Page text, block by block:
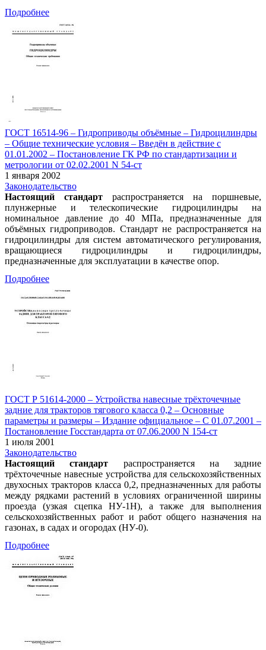
Подробнее
ГОСТ 16514-96 – Гидроприводы объёмные – Гидроцилиндры
– Общие технические условия – Введён в действие c
01.01.2002 – Постановление ГК РФ по стандартизации и
метрологии от 02.02.2001 N 54-ст
1 января 2002
Законодательство
Настоящий стандарт распространяется на поршневые,
плунжерные и телескопические гидроцилиндры на
номинальное давление до 40 МПа, предназначенные для
объёмных гидроприводов. Стандарт не распространяется на
гидроцилиндры для систем автоматического регулирования,
вращающиеся гидроцилиндры и гидроцилиндры,
предназначенные для эксплуатации в качестве опор.
Подробнее
ГОСТ Р 51614-2000 – Устройства навесные трёхточечные
задние для тракторов тягового класса 0,2 – Основные
параметры и размеры – Издание официальное – С 01.07.2001 –
Постановление Госстандарта от 07.06.2000 N 154-ст
1 июля 2001
Законодательство
Настоящий стандарт распространяется на задние
трёхточечные навесные устройства для сельскохозяйственных
двухосных тракторов класса 0,2, предназначенных для работы
между рядками растений в условиях ограниченной ширины
проезда (узкая сцепка НУ-1Н), а также для выполнения
сельскохозяйственных работ и работ общего назначения на
газонах, в садах и огородах (НУ-0).
Подробнее